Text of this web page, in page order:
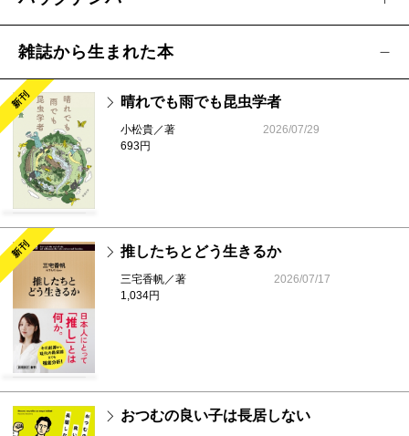
【連載】
南沢奈央 イラスト・黒田硫黄／今日も寄席に行
きたくなって 第28回
伊与原 新／翠雨の人 第4回
二宮敦人／ぼくらは人間修行中 第17回
内田 樹／カミュ論 第12回
春画ール／春画の穴 第6回
川本三郎／荷風の昭和 第47回
編輯後記 いま話題の本 新刊案内 編集長から
＊今月はジェーン・スー「マイ・フェア・ダデ
ィ！」は休載です。
雑誌から生まれた本
新刊 晴れでも雨でも昆虫学者
小松貴／著
693円
2026/07/29
新刊 推したちとどう生きるか
三宅香帆／著
1,034円
2026/07/17
おつむの良い子は長居しない